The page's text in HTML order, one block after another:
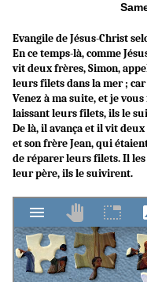
Evangile de Jésus-Christ
En ce temps-là, comme
vit deux frères, Simon,
leurs filets dans la mer ;
Venez à ma suite, et je
laissant leurs filets, ils le
De là, il avança et il vit
et son frère Jean, qui
de réparer leurs filets. Il
leur père, ils le suivirent.